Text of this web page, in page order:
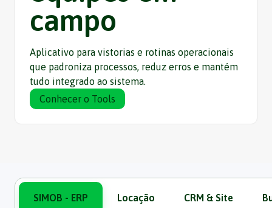
campo
Aplicativo para vistorias e rotinas operacionais
que padroniza processos, reduz erros e mantém
tudo integrado ao sistema.
Conhecer o Tools
SIMOB - ERP Locação CRM & Site